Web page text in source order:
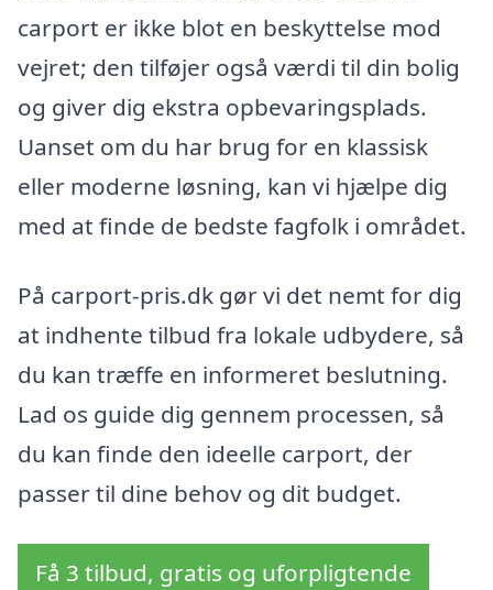
carport er ikke blot en beskyttelse mod
vejret; den tilføjer også værdi til din bolig
og giver dig ekstra opbevaringsplads.
Uanset om du har brug for en klassisk
eller moderne løsning, kan vi hjælpe dig
med at finde de bedste fagfolk i området.
På carport-pris.dk gør vi det nemt for dig
at indhente tilbud fra lokale udbydere, så
du kan træffe en informeret beslutning.
Lad os guide dig gennem processen, så
du kan finde den ideelle carport, der
passer til dine behov og dit budget.
Få 3 tilbud, gratis og uforpligtende